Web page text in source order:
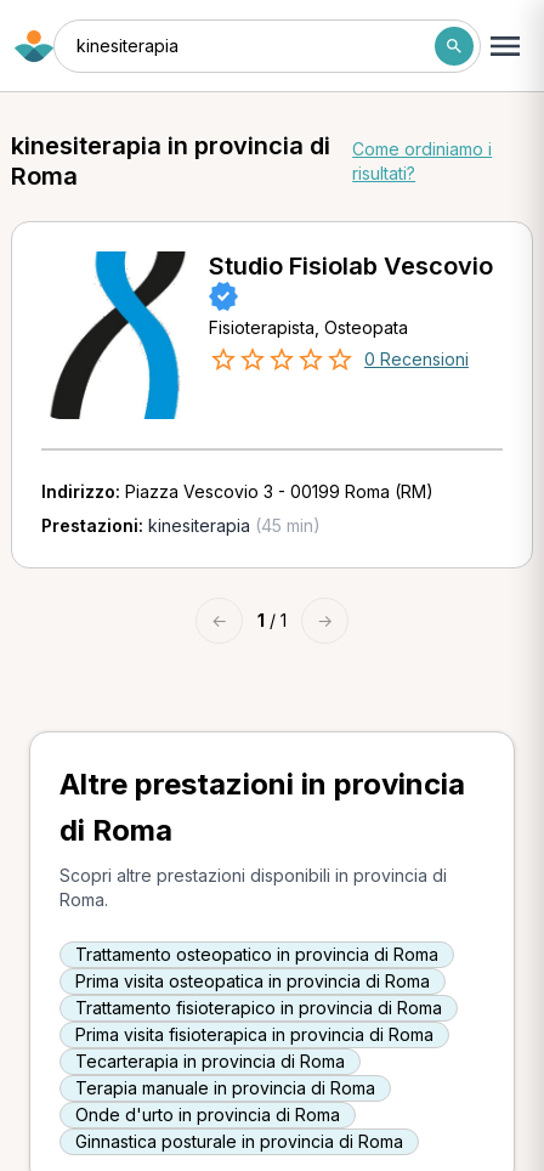
kinesiterapia
kinesiterapia in provincia di
Roma
Come ordiniamo i
risultati?
Studio Fisiolab Vescovio
Fisioterapista, Osteopata
0 Recensioni
Indirizzo: Piazza Vescovio 3 - 00199 Roma (RM)
Prestazioni: kinesiterapia (45 min)
← 1 / 1 →
Altre prestazioni in provincia
di Roma
Scopri altre prestazioni disponibili in provincia di
Roma.
Trattamento osteopatico in provincia di Roma
Prima visita osteopatica in provincia di Roma
Trattamento fisioterapico in provincia di Roma
Prima visita fisioterapica in provincia di Roma
Tecarterapia in provincia di Roma
Terapia manuale in provincia di Roma
Onde d'urto in provincia di Roma
Ginnastica posturale in provincia di Roma